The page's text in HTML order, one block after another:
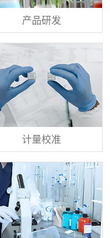
产品研发
计量校准